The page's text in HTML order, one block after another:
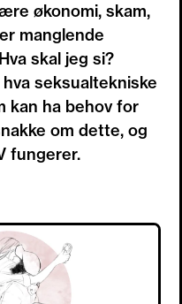
økonomi, skam,
manglende
skal jeg si?
seksualtekniske
kan ha behov for
om dette, og
fungerer.